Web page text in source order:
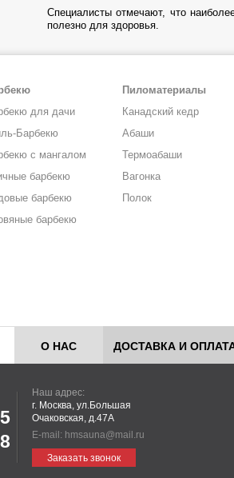
Специалисты отмечают, что
полезно для здоровья.
для дачи
Барбекю
с мангалом
барбекю
барбекю
барбекю
Пиломатериалы
Канадский кедр
Абаши
Термоабаши
Вагонка
Полок
О НАС ДОСТАВКА И
Наш адрес:
г. Москва, ул.Большая
Очаковская, д.47А
E-mail: hmsauna@mail.ru
Заказать звонок